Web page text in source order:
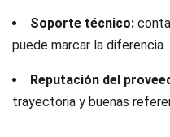
Soporte técnico:
puede marcar la diferencia.
Reputación del
trayectoria y buenas